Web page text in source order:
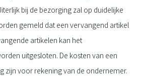
bij de bezorging zal op duidelijke
gemeld dat een vervangend artikel
artikelen kan het
uitgesloten. De kosten van een
zijn voor rekening van de ondernemer.